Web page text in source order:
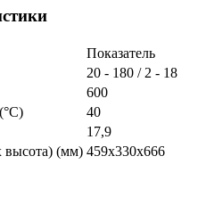
Показатель
20 - 180 / 2 - 18
600
40
17,9
высота) (мм) 459x330x666